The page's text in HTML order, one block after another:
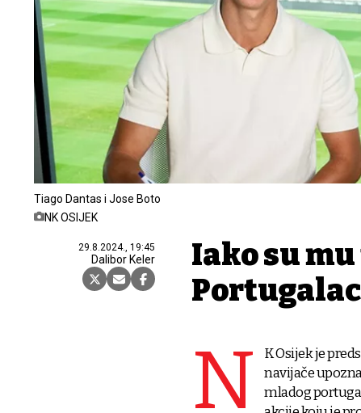
Tiago Dantas i Jose Boto
NK OSIJEK
29.8.2024., 19:45
Dalibor Keler
Iako su
N
K Osijek je
navijače
mladog